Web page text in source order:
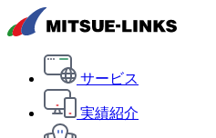
サービス
実績紹介